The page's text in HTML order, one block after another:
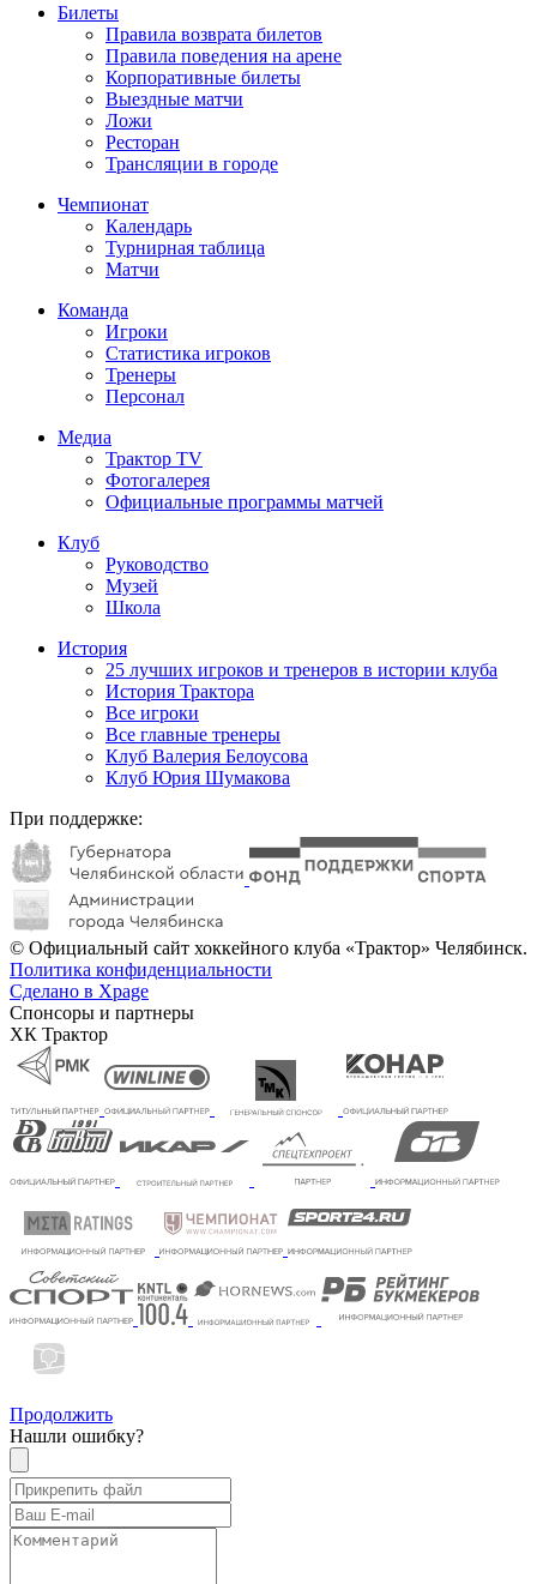
Билеты
Правила возврата билетов
Правила поведения на арене
Корпоративные билеты
Выездные матчи
Ложи
Ресторан
Трансляции в городе
Чемпионат
Календарь
Турнирная таблица
Матчи
Команда
Игроки
Статистика игроков
Тренеры
Персонал
Медиа
Трактор TV
Фотогалерея
Официальные программы матчей
Клуб
Руководство
Музей
Школа
История
25 лучших игроков и тренеров в истории клуба
История Трактора
Все игроки
Все главные тренеры
Клуб Валерия Белоусова
Клуб Юрия Шумакова
При поддержке:
© Официальный сайт хоккейного клуба «Трактор» Челябинск.
Политика конфиденциальности
Сделано в Xpage
Спонсоры и партнеры
ХК Трактор
Продолжить
Нашли ошибку?